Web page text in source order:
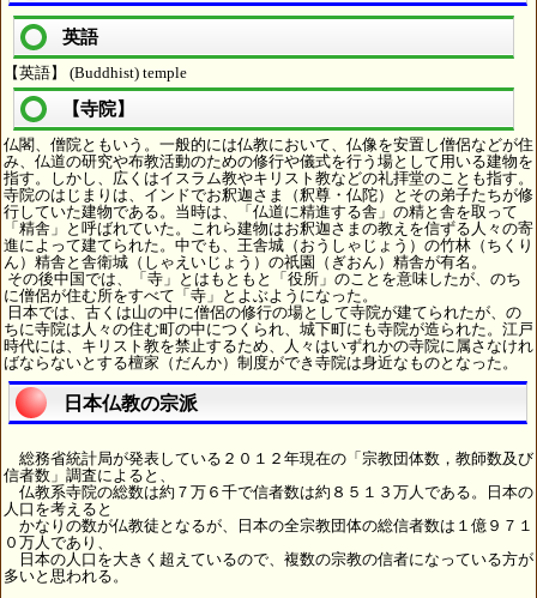
英語
【英語】 (Buddhist) temple
【寺院】
仏閣、僧院ともいう。一般的には仏教において、仏像を安置し僧侶などが住
み、仏道の研究や布教活動のための修行や儀式を行う場として用いる建物を
指す。しかし、広くはイスラム教やキリスト教などの礼拝堂のことも指す。
寺院のはじまりは、インドでお釈迦さま（釈尊・仏陀）とその弟子たちが修
行していた建物である。当時は、「仏道に精進する舎」の精と舎を取って
「精舎」と呼ばれていた。これら建物はお釈迦さまの教えを信ずる人々の寄
進によって建てられた。中でも、王舎城（おうしゃじょう）の竹林（ちくり
ん）精舎と舎衛城（しゃえいじょう）の祇園（ぎおん）精舎が有名。
その後中国では、「寺」とはもともと「役所」のことを意味したが、のち
に僧侶が住む所をすべて「寺」とよぶようになった。
日本では、古くは山の中に僧侶の修行の場として寺院が建てられたが、の
ちに寺院は人々の住む町の中につくられ、城下町にも寺院が造られた。江戸
時代には、キリスト教を禁止するため、人々はいずれかの寺院に属さなけれ
ばならないとする檀家（だんか）制度ができ寺院は身近なものとなった。
日本仏教の宗派
総務省統計局が発表している２０１２年現在の「宗教団体数，教師数及び
信者数」調査によると、
仏教系寺院の総数は約７万６千で信者数は約８５１３万人である。日本の
人口を考えると
かなりの数が仏教徒となるが、日本の全宗教団体の総信者数は１億９７１
０万人であり、
日本の人口を大きく超えているので、複数の宗教の信者になっている方が
多いと思われる。